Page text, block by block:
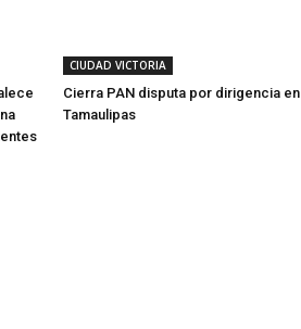
CIUDAD VICTORIA
Cierra PAN disputa por dirigencia en
Tamaulipas